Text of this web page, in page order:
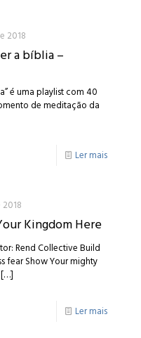
2018
a bíblia –
é uma playlist com 40
de meditação da
Ler mais
Kingdom Here
Rend Collective Build
fear Show Your mighty
[…]
Ler mais